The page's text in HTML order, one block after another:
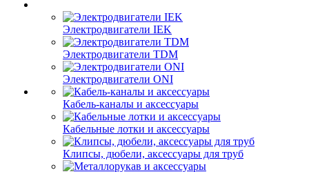
Электродвигатели IEK
Электродвигатели TDM
Электродвигатели ONI
Кабель-каналы и аксессуары
Кабельные лотки и аксессуары
Клипсы, дюбели, аксессуары для труб